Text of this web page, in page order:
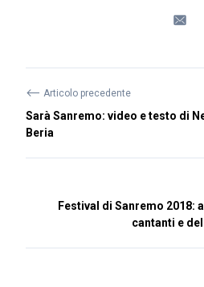
⟵ Articolo precedente
Sarà Sanremo: video e testo di
Beria
Festival di Sanremo 2018:
cantanti e